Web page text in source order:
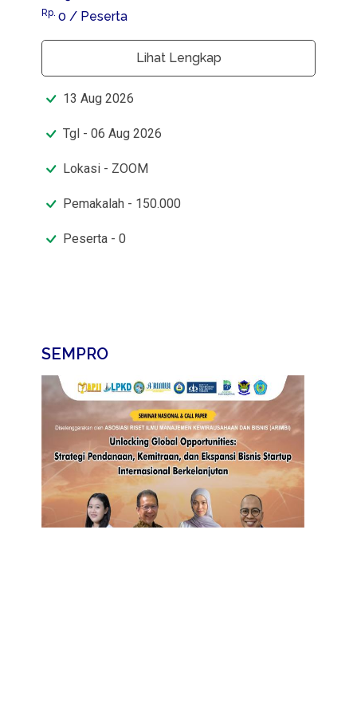
Rp. 0 / Peserta
Lihat Lengkap
13 Aug 2026
Tgl - 06 Aug 2026
Lokasi - ZOOM
Pemakalah - 150.000
Peserta - 0
SEMPRO